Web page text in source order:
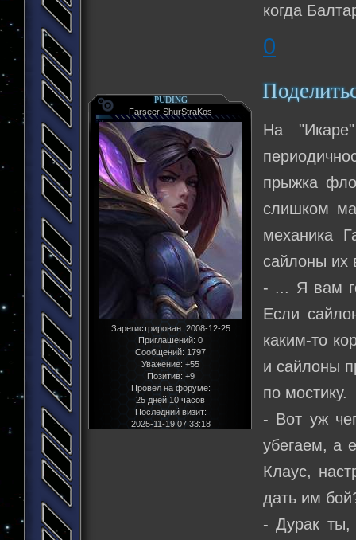
когда
0
PUDING
Farseer-ShurStraKos
Зарегистрирован: 2008-12-25
Приглашений: 0
Сообщений: 1797
Уважение: +55
Позитив: +9
Провел на форуме:
25 дней 10 часов
Последний визит:
2025-11-19 07:33:18
На
прыжка
слишком
механика
сайлоны их
- ... Я вам
Если
каким-то
и сайлоны
по мостику.
- Вот уж
убегаем, а
Клаус,
дать им
- Дурак ты,